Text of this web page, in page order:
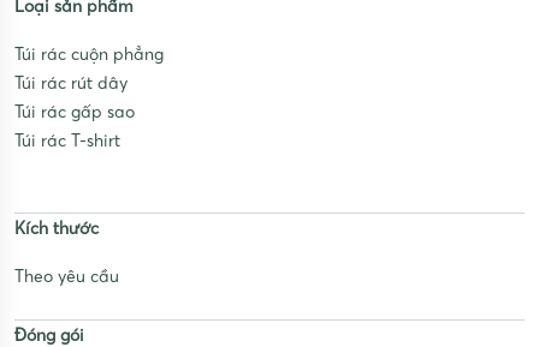
Loại sản phẩm
Túi rác cuộn phẳng
Túi rác rút dây
Túi rác gấp sao
Túi rác T-shirt
Kích thước
Theo yêu cầu
Đóng gói